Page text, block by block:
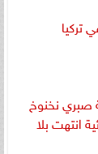
تركيا
صبري نخنوخ
انتهت بلا